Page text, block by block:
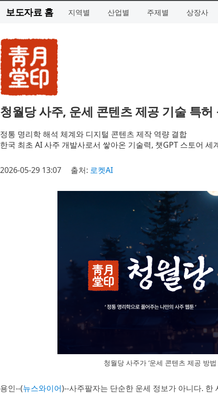
보도자료 홈 지역별 산업별 주제별 상장사
청월당 사주, 운세 콘텐츠 제공 기술 특
정통 명리학 해석 체계와 디지털 콘텐츠 제작 역량 결합
한국 최초 AI 사주 개발사로서 쌓아온 기술력, 챗GPT 스토어 세
2026-05-29 13:07 출처: 로켓AI
청월당 사주가 ‘운세 콘텐츠 제공 방
용인--(뉴스와이어)--사주팔자는 단순한 운세 정보가 아니다.